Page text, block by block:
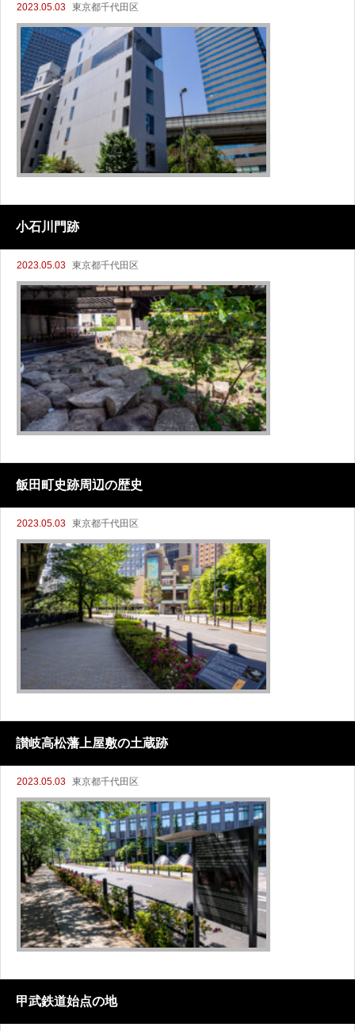
2023.05.03 東京都千代田区
小石川門跡
2023.05.03 東京都千代田区
飯田町史跡周辺の歴史
2023.05.03 東京都千代田区
讃岐高松藩上屋敷の土蔵跡
2023.05.03 東京都千代田区
甲武鉄道始点の地